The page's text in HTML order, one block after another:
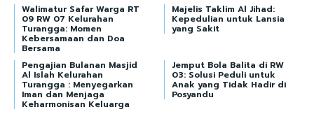
Walimatur Safar Warga RT
09 RW 07 Kelurahan
Turangga: Momen
Kebersamaan dan Doa
Bersama
Majelis Taklim Al Jihad:
Kepedulian untuk Lansia
yang Sakit
Pengajian Bulanan Masjid
Al Islah Kelurahan
Turangga : Menyegarkan
Iman dan Menjaga
Keharmonisan Keluarga
Jemput Bola Balita di RW
03: Solusi Peduli untuk
Anak yang Tidak Hadir di
Posyandu